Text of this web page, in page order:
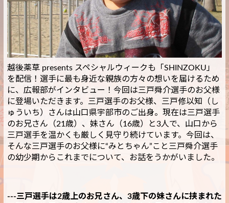
越後薬草 presents スペシャルウィークも「SHINZOKU」
を配信！選手に最も身近な親族の方々の想いを届けるため
に、広報部がインタビュー！今回は三戸舜介選手のお父様
に登場いただきます。三戸選手のお父様、三戸修以知（し
ゅういち）さんは山口県宇部市のご出身。現在は三戸選手
のお兄さん（21歳）、妹さん（16歳）と3人で、山口から
三戸選手を温かくも厳しく見守り続けています。今回は、
そんな三戸選手のお父様に“みとちゃん”こと三戸舜介選手
の幼少期からこれまでについて、お話をうかがいました。
---三戸選手は2歳上のお兄さん、3歳下の妹さんに挟まれた